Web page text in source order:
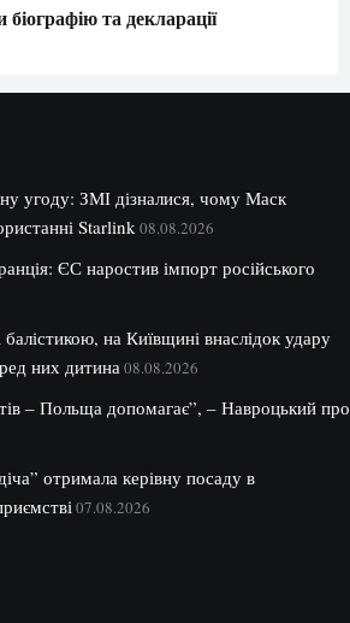
та декларації
угоду: ЗМІ дізналися, чому Маск
Starlink 08.08.2026
ЄС наростив імпорт російського
на Київщині внаслідок удару
них дитина 08.08.2026
– Польща допомагає”, – Навроцький про
отримала керівну посаду в
07.08.2026